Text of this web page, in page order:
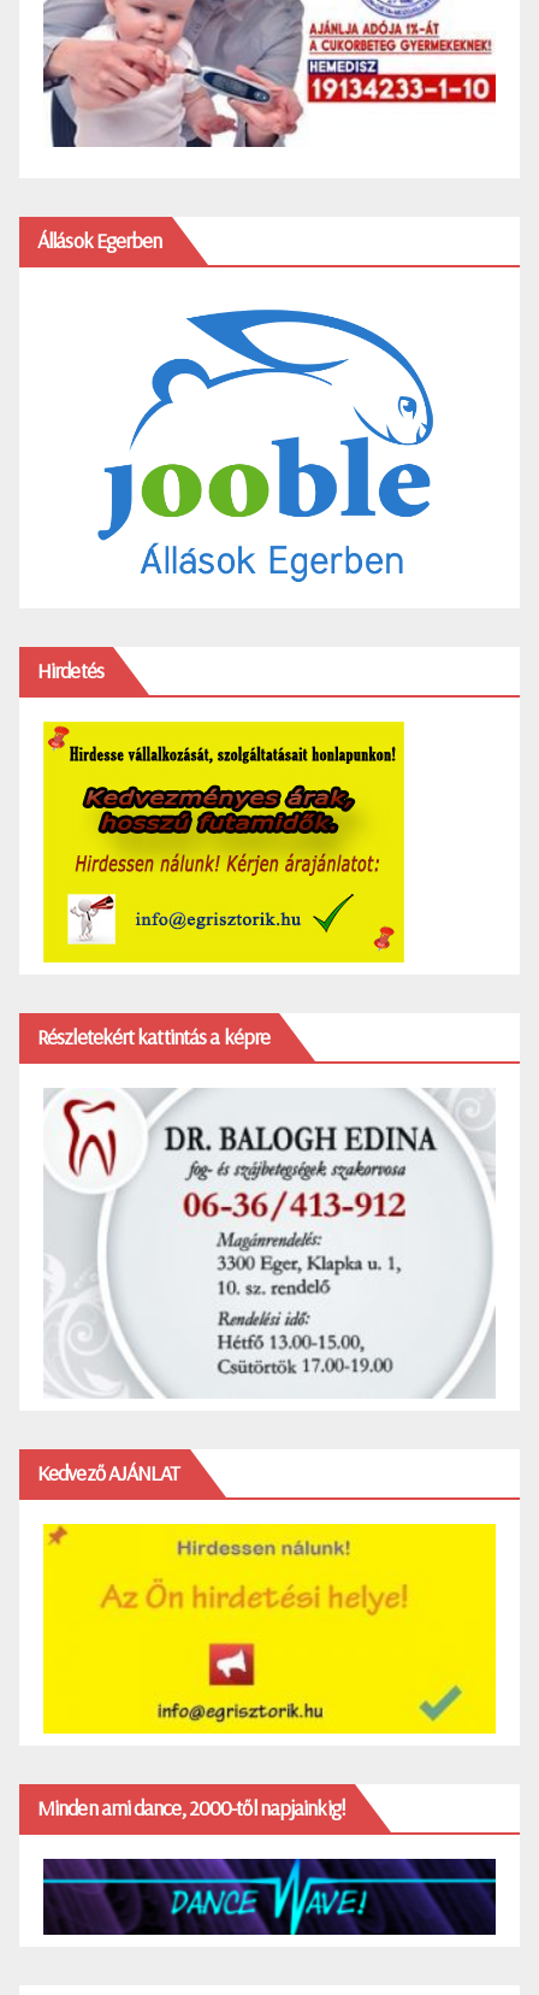
Állások Egerben
Hirdetés
Részletekért kattintás a képre
Kedvező AJÁNLAT
Minden ami dance, 2000-től napjainkig!